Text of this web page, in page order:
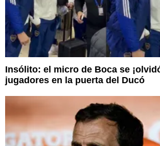
Insólito: el micro de Boca se
jugadores en la puerta del Ducó